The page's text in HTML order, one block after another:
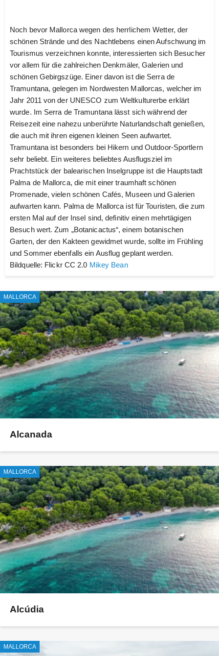
Noch bevor Mallorca wegen des herrlichem Wetter, der
schönen Strände und des Nachtlebens einen Aufschwung im
Tourismus verzeichnen konnte, interessierten sich Besucher
vor allem für die zahlreichen Denkmäler, Galerien und
schönen Gebirgszüge. Einer davon ist die Serra de
Tramuntana, gelegen im Nordwesten Mallorcas, welcher im
Jahr 2011 von der UNESCO zum Weltkulturerbe erklärt
wurde. Im Serra de Tramuntana lässt sich während der
Reisezeit eine nahezu unberührte Naturlandschaft genießen,
die auch mit ihren eigenen kleinen Seen aufwartet.
Tramuntana ist besonders bei Hikern und Outdoor-Sportlern
sehr beliebt. Ein weiteres beliebtes Ausflugsziel im
Prachtstück der balearischen Inselgruppe ist die Hauptstadt
Palma de Mallorca, die mit einer traumhaft schönen
Promenade, vielen schönen Cafés, Museen und Galerien
aufwarten kann. Palma de Mallorca ist für Touristen, die zum
ersten Mal auf der Insel sind, definitiv einen mehrtägigen
Besuch wert. Zum „Botanicactus“, einem botanischen
Garten, der den Kakteen gewidmet wurde, sollte im Frühling
und Sommer ebenfalls ein Ausflug geplant werden.
Bildquelle: Flickr CC 2.0 Mikey Bean
MALLORCA
Alcanada
MALLORCA
Alcúdia
MALLORCA